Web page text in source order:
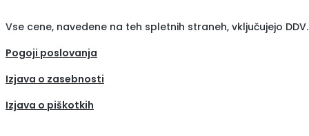
Vse cene, navedene na teh spletnih straneh, vključujejo DDV.
Pogoji poslovanja
Izjava o zasebnosti
Izjava o piškotkih